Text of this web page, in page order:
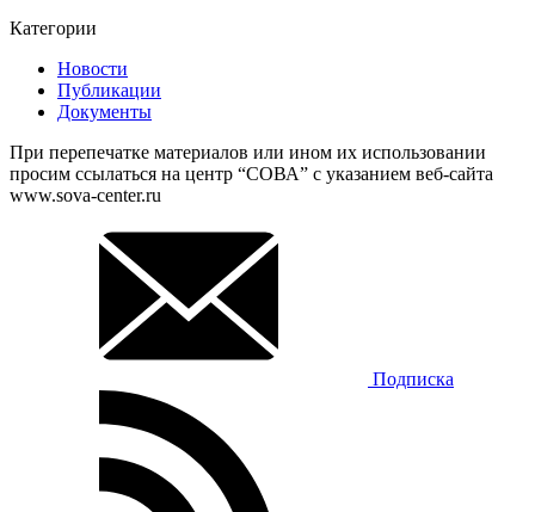
Категории
Новости
Публикации
Документы
При перепечатке материалов или ином их использовании
просим ссылаться на центр “СОВА” с указанием веб-сайта
www.sova-center.ru
Подписка